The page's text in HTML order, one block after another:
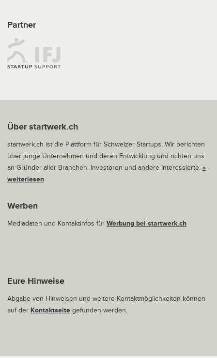
Partner
Über startwerk.ch
startwerk.ch ist die Plattform für Schweizer Startups. Wir berichten
über junge Unternehmen und deren Entwicklung und richten uns
an Gründer aller Branchen, Investoren und andere Interessierte. »
weiterlesen
Werben
Mediadaten und Kontaktinfos für Werbung bei startwerk.ch
Eure Hinweise
Abgabe von Hinweisen und weitere Kontaktmöglichkeiten können
auf der Kontaktseite gefunden werden.